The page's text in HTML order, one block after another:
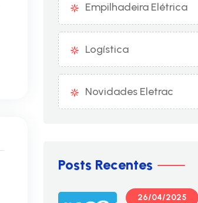
Empilhadeira Elétrica
Logística
Novidades Eletrac
Posts Recentes
26/04/2025